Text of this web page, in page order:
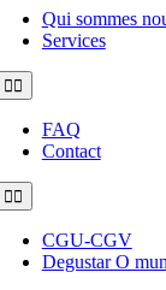
Qui sommes
Services
Toggle
Navigation
FAQ
Contact
Toggle
Navigation
CGU-CGV
Degustar O